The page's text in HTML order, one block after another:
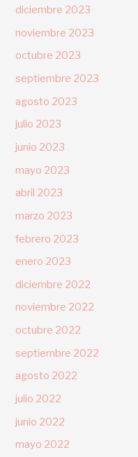
diciembre 2023
noviembre 2023
octubre 2023
septiembre 2023
agosto 2023
julio 2023
junio 2023
mayo 2023
abril 2023
marzo 2023
febrero 2023
enero 2023
diciembre 2022
noviembre 2022
octubre 2022
septiembre 2022
agosto 2022
julio 2022
junio 2022
mayo 2022